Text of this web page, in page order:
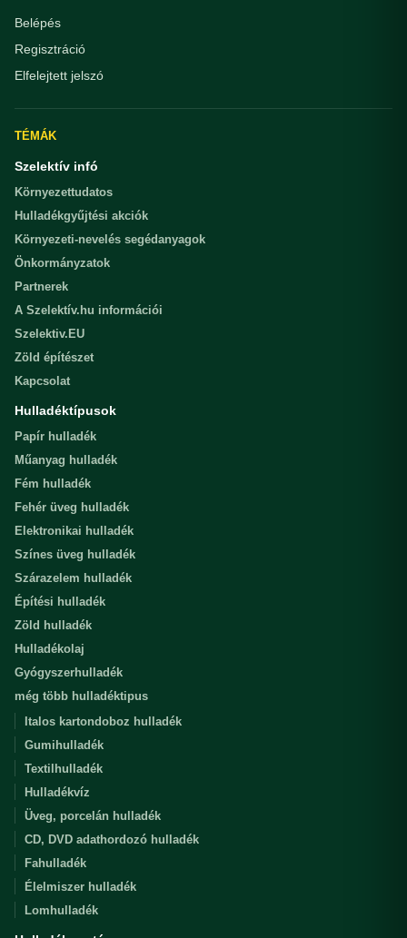
Belépés
Regisztráció
Elfelejtett jelszó
TÉMÁK
Szelektív infó
Környezettudatos
Hulladékgyűjtési akciók
Környezeti-nevelés segédanyagok
Önkormányzatok
Partnerek
A Szelektív.hu információi
Szelektiv.EU
Zöld építészet
Kapcsolat
Hulladéktípusok
Papír hulladék
Műanyag hulladék
Fém hulladék
Fehér üveg hulladék
Elektronikai hulladék
Színes üveg hulladék
Szárazelem hulladék
Építési hulladék
Zöld hulladék
Hulladékolaj
Gyógyszerhulladék
még több hulladéktipus
Italos kartondoboz hulladék
Gumihulladék
Textilhulladék
Hulladékvíz
Üveg, porcelán hulladék
CD, DVD adathordozó hulladék
Fahulladék
Élelmiszer hulladék
Lomhulladék